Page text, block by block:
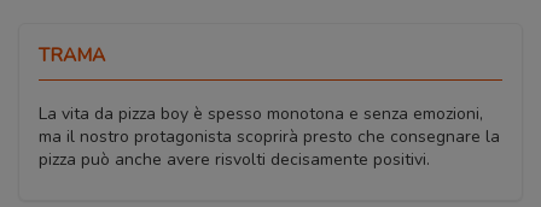
TRAMA
La vita da pizza boy è spesso monotona e senza emozioni,
ma il nostro protagonista scoprirà presto che consegnare la
pizza può anche avere risvolti decisamente positivi.